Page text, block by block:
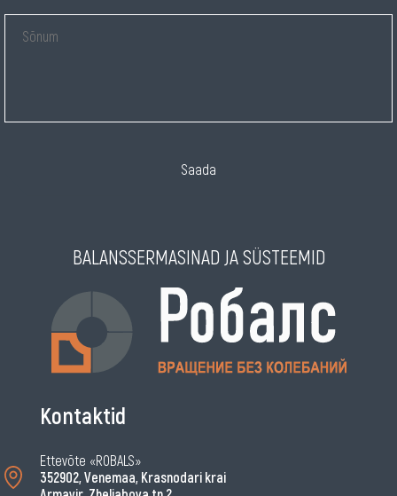
Saada
BALANSSERMASINAD JA SÜSTEEMID
Kontaktid
Ettevõte «ROBALS»
352902, Venemaa, Krasnodari krai